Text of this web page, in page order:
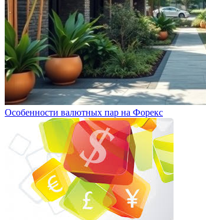
Особенности валютных пар на Форекс